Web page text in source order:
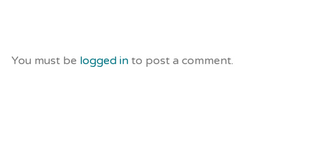
You must be logged in to post a comment.